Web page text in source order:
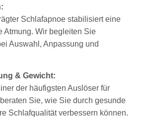
Schlafapnoe stabilisiert eine
Atmung. Wir begleiten Sie
Auswahl, Anpassung und
& Gewicht:
der häufigsten Auslöser für
Sie, wie Sie durch gesunde
Schlafqualität verbessern können.